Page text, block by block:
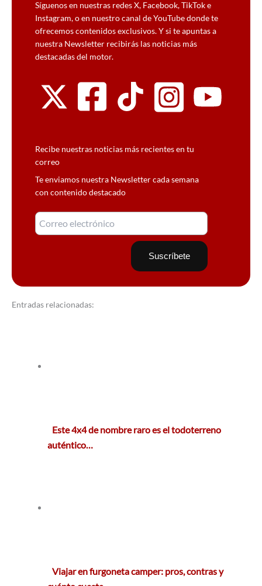
Síguenos en nuestras redes X, Facebook, TikTok e
Instagram, o en nuestro canal de YouTube donde te
ofrecemos contenidos exclusivos. Y si te apuntas a
nuestra Newsletter recibirás las noticias más
destacadas del motor.
Recibe nuestras noticias más recientes en tu
correo
Te enviamos nuestra Newsletter cada semana
con contenido destacado
Entradas relacionadas:
Este 4x4 de nombre raro es el todoterreno
auténtico…
Viajar en furgoneta camper: pros, contras y